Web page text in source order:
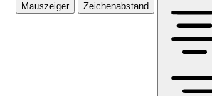
Mauszeiger Zeichenabstand